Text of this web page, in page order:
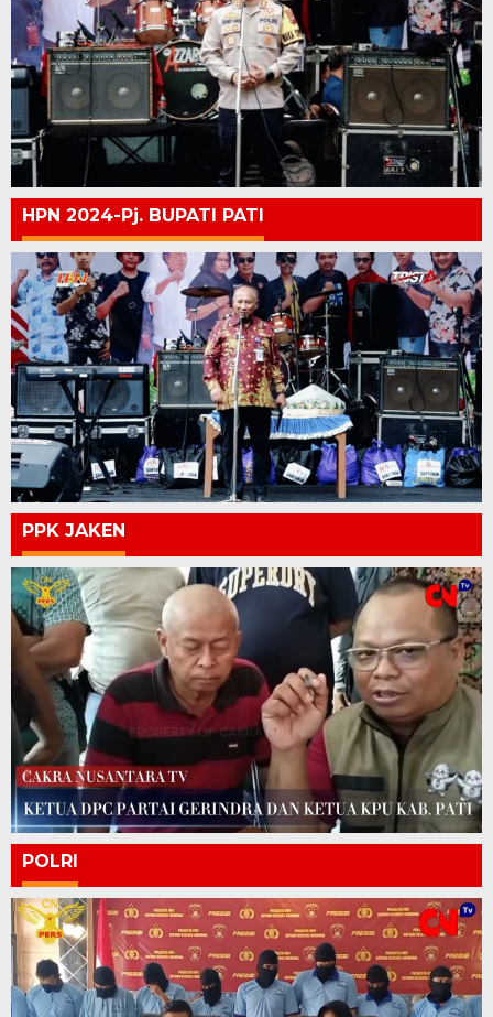
HPN 2024-Pj. BUPATI PATI
PPK JAKEN
POLRI